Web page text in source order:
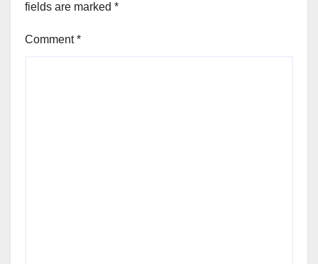
fields are marked *
Comment*